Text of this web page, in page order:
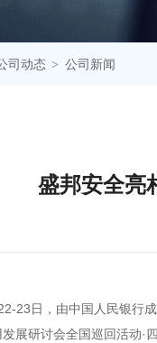
司动态 > 公司新闻
盛邦安全亮
23日，由中国人民银行
发展研讨会全国巡回活动·